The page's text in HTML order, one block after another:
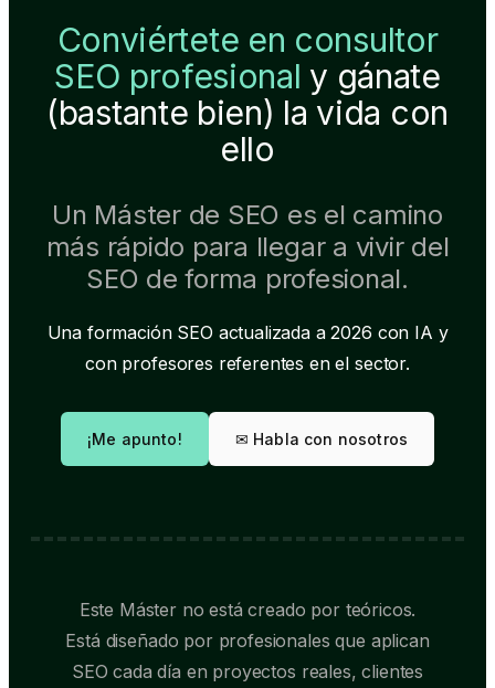
Conviértete en consultor
SEO profesional y gánate
(bastante bien) la vida con
ello
Un Máster de SEO es el camino
más rápido para llegar a vivir del
SEO de forma profesional.
Una formación SEO actualizada a 2026 con IA y
con profesores referentes en el sector.
¡Me apunto! ✉︎ Habla con nosotros
Este Máster no está creado por teóricos.
Está diseñado por profesionales que aplican
SEO cada día en proyectos reales, clientes